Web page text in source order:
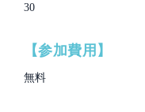
30
【参加費用】
無料